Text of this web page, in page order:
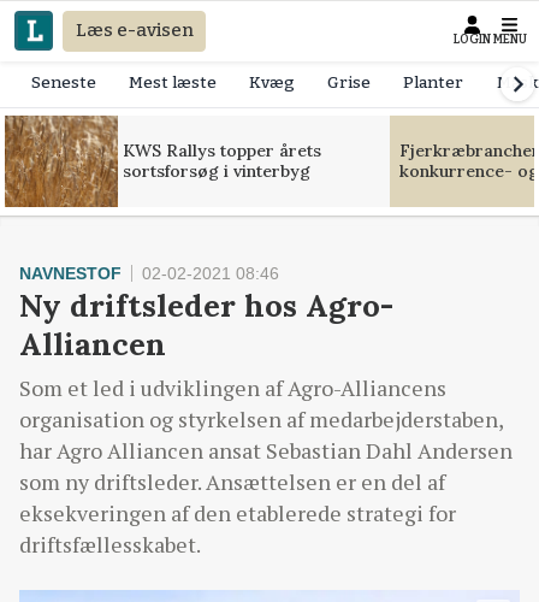
Læs e-avisen LOGIN MENU
Seneste Mest læste Kvæg Grise Planter
KWS Rallys topper årets
sortsforsøg i vinterbyg
konkurrence-
NAVNESTOF 02-02-2021 08:46
Ny driftsleder hos Agro-
Alliancen
Som et led i udviklingen af Agro-Alliancens
organisation og styrkelsen af medarbejderstaben,
har Agro Alliancen ansat Sebastian Dahl Andersen
som ny driftsleder. Ansættelsen er en del af
eksekveringen af den etablerede strategi for
driftsfællesskabet.